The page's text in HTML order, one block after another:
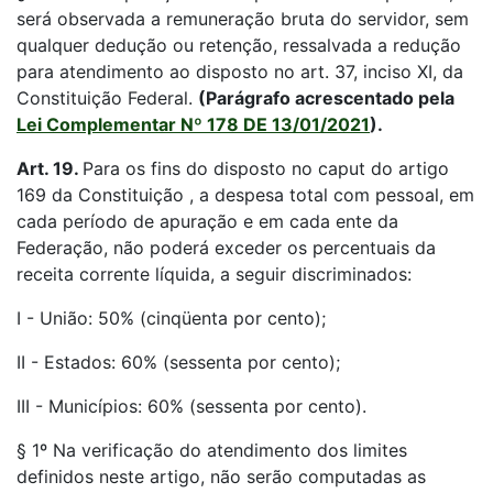
será observada a remuneração bruta do servidor, sem
qualquer dedução ou retenção, ressalvada a redução
para atendimento ao disposto no art. 37, inciso XI, da
Constituição Federal. (Parágrafo acrescentado pela
Lei Complementar Nº 178 DE 13/01/2021).
Art. 19. Para os fins do disposto no caput do artigo
169 da Constituição , a despesa total com pessoal, em
cada período de apuração e em cada ente da
Federação, não poderá exceder os percentuais da
receita corrente líquida, a seguir discriminados:
I - União: 50% (cinqüenta por cento);
II - Estados: 60% (sessenta por cento);
III - Municípios: 60% (sessenta por cento).
§ 1º Na verificação do atendimento dos limites
definidos neste artigo, não serão computadas as